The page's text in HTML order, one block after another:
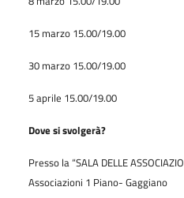
15 marzo 15.00/19.00
30 marzo 15.00/19.00
5 aprile 15.00/19.00
Dove si svolgerà?
Presso la “SALA DELLE
Associazioni 1 Piano- Gaggiano